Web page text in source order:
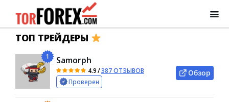
ТОП ТРЕЙДЕРЫ
1 Samorph
4.9/387 ОТЗЫВОВ
Проверен
Обзор